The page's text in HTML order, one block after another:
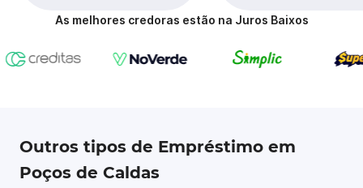
As melhores credoras estão na Juros Baixos
Outros tipos de Empréstimo em
Poços de Caldas